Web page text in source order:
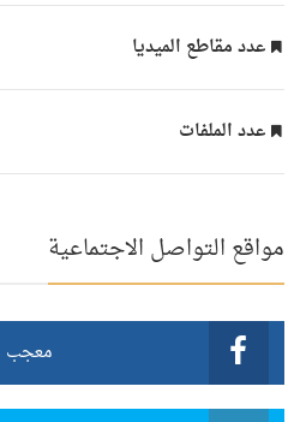
عدد مقاطع الميديا
عدد الملفات
مواقع التواصل الاجتماعية
معجب